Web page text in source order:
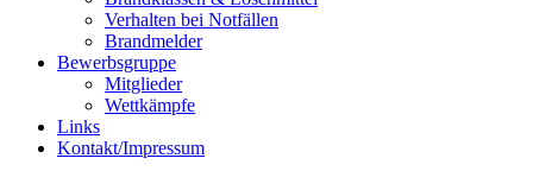
Verhalten bei Notfällen
Brandmelder
Bewerbsgruppe
Mitglieder
Wettkämpfe
Links
Kontakt/Impressum